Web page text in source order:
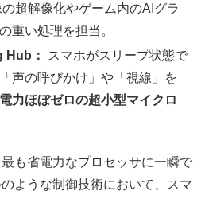
超解像化やゲーム内のAIグラ
重い処理を担当。
：
スマホがスリープ状態で
声の呼びかけ」や「視線」を
力ほぼゼロの超小型マイクロ
も省電力なプロセッサに一瞬で
ような制御技術において、スマ